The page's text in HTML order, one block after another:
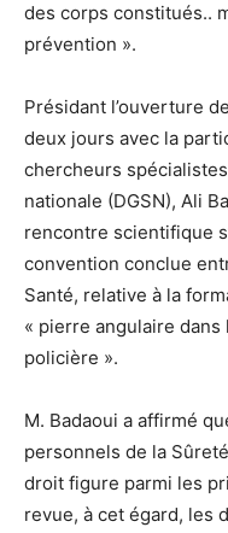
des corps constitués..
prévention ».
Présidant l’ouverture
deux jours avec la
chercheurs
nationale (DGSN), Ali
rencontre scientifique
convention conclue
Santé, relative à la
« pierre angulaire dans
policière ».
M. Badaoui a affirmé
personnels de la
droit figure parmi les
revue, à cet égard, les